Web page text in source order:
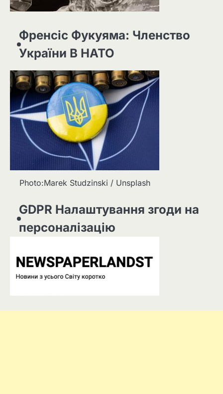
Френсіс Фукуяма: Членство
України В НАТО
Photo:Marek Studzinski / Unsplash
GDPR Налаштування згоди на
персоналізацію